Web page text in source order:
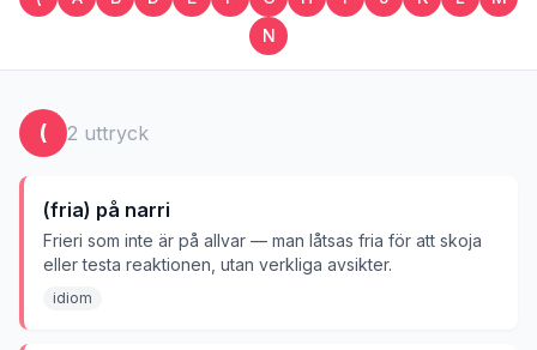
N
( 2 uttryck
(fria) på narri
Frieri som inte är på allvar — man låtsas fria för att skoja
eller testa reaktionen, utan verkliga avsikter.
idiom